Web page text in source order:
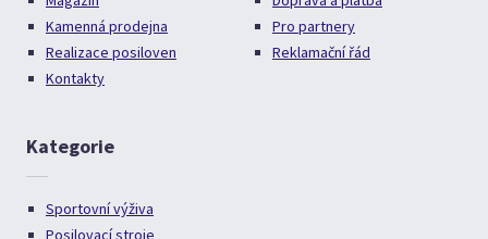
Kamenná prodejna
Realizace posiloven
Kontakty
Pro partnery
Reklamační řád
Kategorie
Sportovní výživa
Posilovací stroje